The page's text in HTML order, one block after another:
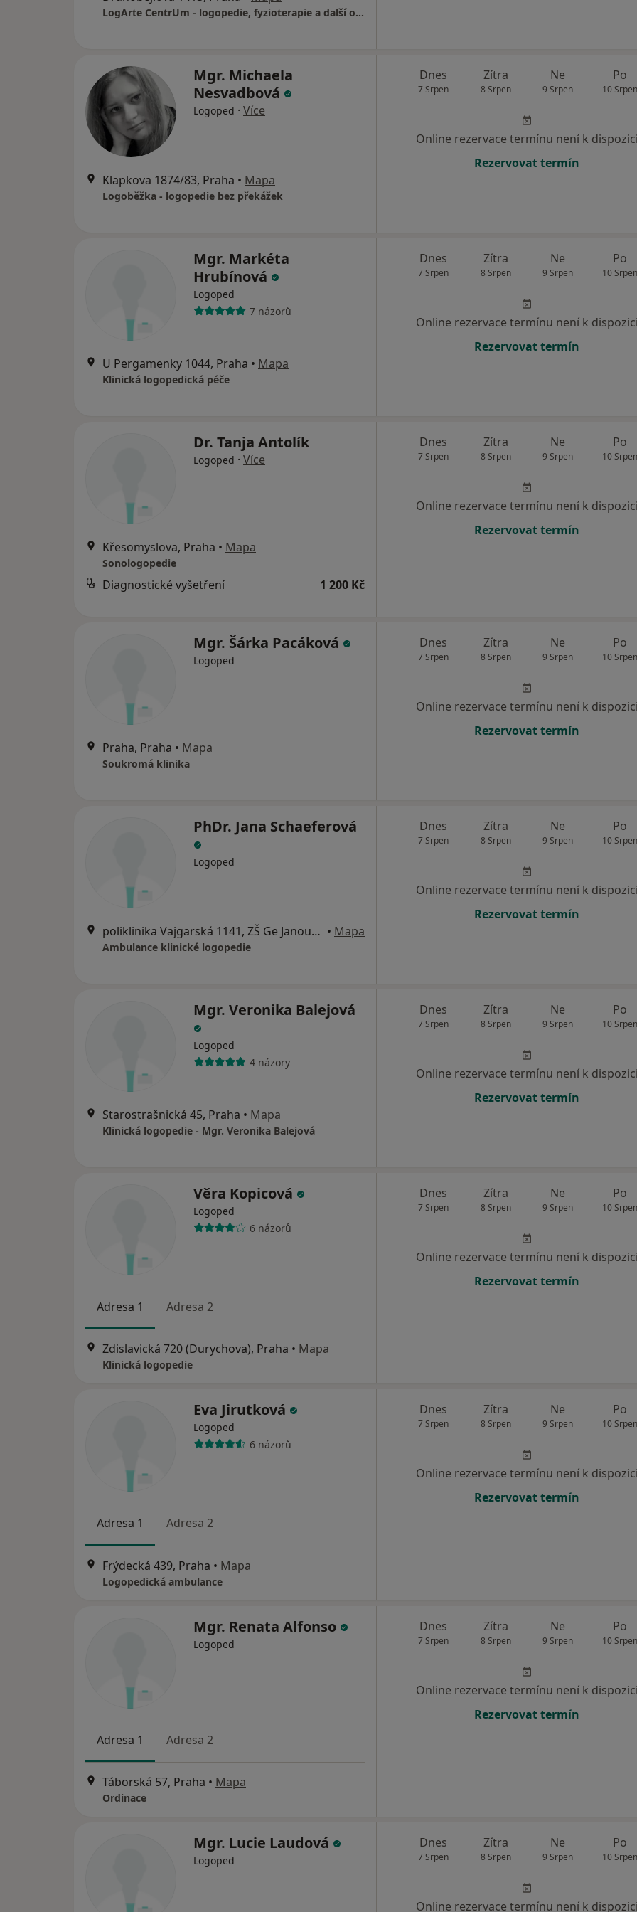
LogArte CentrUm - logopedie, fyzioterapie a další obory
Mgr. Michaela
Nesvadbová
Logoped · Více
Klapkova 1874/83, Praha • Mapa
Logoběžka - logopedie bez překážek
Dnes
7 Srpen
Zítra
8 Srpen
Ne
9 Srpen
Po
10 Srpen
Online rezervace termínu není k dispozici
Rezervovat termín
Mgr. Markéta
Hrubínová
Logoped
7 názorů
U Pergamenky 1044, Praha • Mapa
Klinická logopedická péče
Dnes
7 Srpen
Zítra
8 Srpen
Ne
9 Srpen
Po
10 Srpen
Online rezervace termínu není k dispozici
Rezervovat termín
Dr. Tanja Antolík
Logoped · Více
Křesomyslova, Praha • Mapa
Sonologopedie
Diagnostické vyšetření 1 200 Kč
Dnes
7 Srpen
Zítra
8 Srpen
Ne
9 Srpen
Po
10 Srpen
Online rezervace termínu není k dispozici
Rezervovat termín
Mgr. Šárka Pacáková
Logoped
Praha, Praha • Mapa
Soukromá klinika
Dnes
7 Srpen
Zítra
8 Srpen
Ne
9 Srpen
Po
10 Srpen
Online rezervace termínu není k dispozici
Rezervovat termín
PhDr. Jana Schaeferová
Logoped
poliklinika Vajgarská 1141, ZŠ Ge Janouška 1006, Praha • Mapa
Ambulance klinické logopedie
Dnes
7 Srpen
Zítra
8 Srpen
Ne
9 Srpen
Po
10 Srpen
Online rezervace termínu není k dispozici
Rezervovat termín
Mgr. Veronika Balejová
Logoped
4 názory
Starostrašnická 45, Praha • Mapa
Klinická logopedie - Mgr. Veronika Balejová
Dnes
7 Srpen
Zítra
8 Srpen
Ne
9 Srpen
Po
10 Srpen
Online rezervace termínu není k dispozici
Rezervovat termín
Věra Kopicová
Logoped
6 názorů
Adresa 1 Adresa 2
Zdislavická 720 (Durychova), Praha • Mapa
Klinická logopedie
Dnes
7 Srpen
Zítra
8 Srpen
Ne
9 Srpen
Po
10 Srpen
Online rezervace termínu není k dispozici
Rezervovat termín
Eva Jirutková
Logoped
6 názorů
Adresa 1 Adresa 2
Frýdecká 439, Praha • Mapa
Logopedická ambulance
Dnes
7 Srpen
Zítra
8 Srpen
Ne
9 Srpen
Po
10 Srpen
Online rezervace termínu není k dispozici
Rezervovat termín
Mgr. Renata Alfonso
Logoped
Adresa 1 Adresa 2
Táborská 57, Praha • Mapa
Ordinace
Dnes
7 Srpen
Zítra
8 Srpen
Ne
9 Srpen
Po
10 Srpen
Online rezervace termínu není k dispozici
Rezervovat termín
Mgr. Lucie Laudová
Logoped
Dnes
7 Srpen
Zítra
8 Srpen
Ne
9 Srpen
Po
10 Srpen
Online rezervace termínu není k dispozici